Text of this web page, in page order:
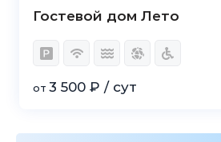
Гостевой дом Лето
от 3 500 ₽ / сут